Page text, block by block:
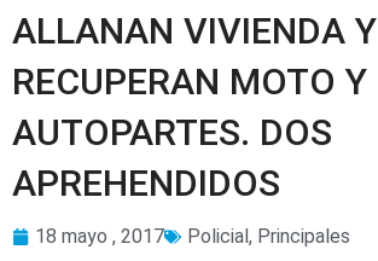
ALLANAN VIVIENDA Y
RECUPERAN MOTO Y
AUTOPARTES. DOS
APREHENDIDOS
18 mayo , 2017 Policial, Principales